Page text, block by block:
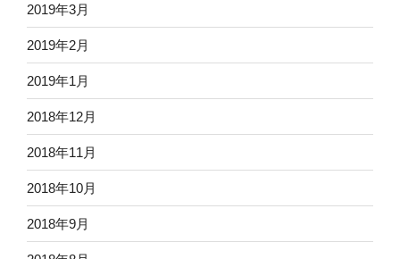
2019年3月
2019年2月
2019年1月
2018年12月
2018年11月
2018年10月
2018年9月